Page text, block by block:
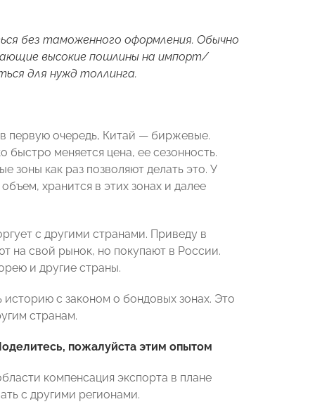
без таможенного оформления. Обычно
высокие пошлины на импорт/
для нужд толлинга.
первую очередь, Китай — биржевые.
меняется цена, ее сезонность.
зоны как раз позволяют делать это. У
хранится в этих зонах и далее
с другими странами. Приведу в
на свой рынок, но покупают в России.
и другие страны.
историю с законом о бондовых зонах. Это
странам.
пожалуйста этим опытом
компенсация экспорта в плане
с другими регионами.